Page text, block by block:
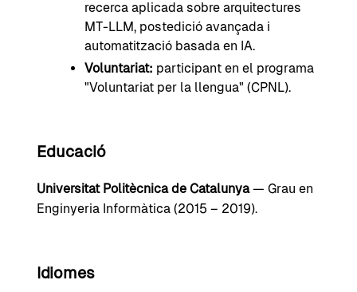
recerca aplicada sobre arquitectures
MT-LLM, postedició avançada i
automatització basada en IA.
Voluntariat: participant en el programa
"Voluntariat per la llengua" (CPNL).
Educació
Universitat Politècnica de Catalunya— Grau en
Enginyeria Informàtica (2015 – 2019).
Idiomes